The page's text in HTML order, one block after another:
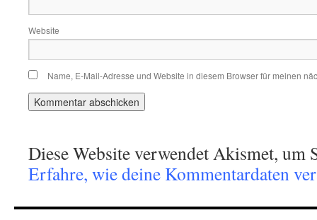
Website
Name, E-Mail-Adresse und Website in diesem Browser für meinen
Diese Website verwendet Akismet, um
Erfahre, wie deine Kommentardaten